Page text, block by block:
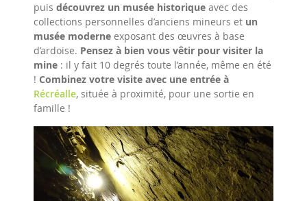
puis découvrez un musée historique avec des
collections personnelles d’anciens mineurs et un
musée moderne exposant des œuvres à base
d’ardoise. Pensez à bien vous vêtir pour visiter la
mine : il y fait 10 degrés toute l’année, même en été
! Combinez votre visite avec une entrée à
Récréalle, située à proximité, pour une sortie en
famille !